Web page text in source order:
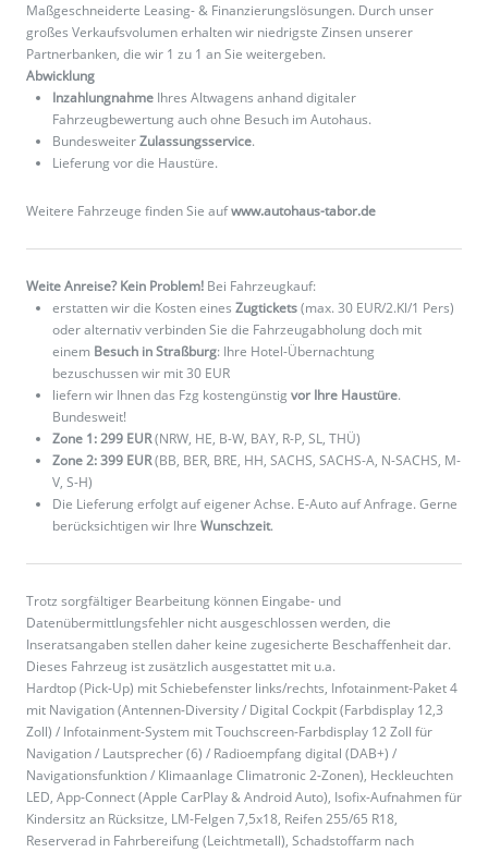
Maßgeschneiderte Leasing- & Finanzierungslösungen. Durch unser
großes Verkaufsvolumen erhalten wir niedrigste Zinsen unserer
Partnerbanken, die wir 1 zu 1 an Sie weitergeben.
Abwicklung
Inzahlungnahme Ihres Altwagens anhand digitaler
Fahrzeugbewertung auch ohne Besuch im Autohaus.
BundesweiterZulassungsservice.
Lieferung vor die Haustüre.
Weitere Fahrzeuge finden Sie aufwww.autohaus-tabor.de
Weite Anreise? Kein Problem! Bei Fahrzeugkauf:
erstatten wir die Kosten eines Zugtickets(max. 30 EUR/2.Kl/1 Pers)
oder alternativ verbinden Sie die Fahrzeugabholung doch mit
einem Besuch in Straßburg: Ihre Hotel-Übernachtung
bezuschussen wir mit 30 EUR
liefern wir Ihnen das Fzg kostengünstig vor Ihre Haustüre.
Bundesweit!
Zone 1: 299 EUR(NRW, HE, B-W, BAY, R-P, SL, THÜ)
Zone 2: 399 EUR(BB, BER, BRE, HH, SACHS, SACHS-A, N-SACHS, M-
V, S-H)
Die Lieferung erfolgt auf eigener Achse. E-Auto auf Anfrage. Gerne
berücksichtigen wir Ihre Wunschzeit.
Trotz sorgfältiger Bearbeitung können Eingabe- und
Datenübermittlungsfehler nicht ausgeschlossen werden, die
Inseratsangaben stellen daher keine zugesicherte Beschaffenheit dar.
Dieses Fahrzeug ist zusätzlich ausgestattet mit u.a.
Hardtop (Pick-Up) mit Schiebefenster links/rechts, Infotainment-Paket 4
mit Navigation (Antennen-Diversity / Digital Cockpit (Farbdisplay 12,3
Zoll) / Infotainment-System mit Touchscreen-Farbdisplay 12 Zoll für
Navigation / Lautsprecher (6) / Radioempfang digital (DAB+) /
Navigationsfunktion / Klimaanlage Climatronic 2-Zonen), Heckleuchten
LED, App-Connect (Apple CarPlay & Android Auto), Isofix-Aufnahmen für
Kindersitz an Rücksitze, LM-Felgen 7,5x18, Reifen 255/65 R18,
Reserverad in Fahrbereifung (Leichtmetall), Schadstoffarm nach